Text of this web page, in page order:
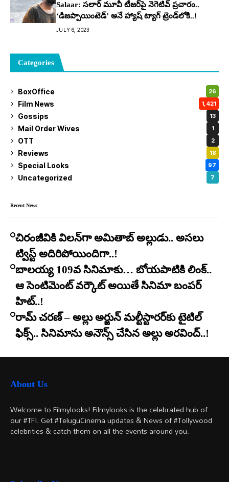
Salaar: స‌లార్ మూవీ టీజ‌ర్‌పై నెగెటివ్ ప్ర‌చారం..
‘డిజప్పాయింటెడ్’ అనే హ్యాష్ ట్యాగ్ ట్రెండ్‌లోకి..!
JULY 6, 2023
Categories
BoxOffice 26
Film News 1,421
Gossips 13
Mail Order Wives 1
OTT 2
Reviews 18
Special Looks 97
Uncategorized 7
Recent News
చిరంజీవికి విలన్‌గా అమితాబ్ అల్లుడు.. అసలు
ట్విస్ట్ అదిరిపోయిందిగా..!
బాలయ్య 109వ సినిమాకు… బోయపాటికి లింక్..
ఆ సెంటిమెంట్ వర్కౌట్ అయితే సినిమా బంపర్
హిట్..!
రామ్ చరణ్ – అల్లు అర్జున్ మల్టీస్టారర్​కు టైటిల్
ఫిక్స్.. సినిమాను అనౌన్స్ చేసిన అల్లు అరవింద్..!
About Us
Welcome to Filmylooks! Filmylooks is the celebrated hub of
our #TFI. Get #TeluguCinema updates & News of #Tollywood
celebrities & catch them on all the events around you.